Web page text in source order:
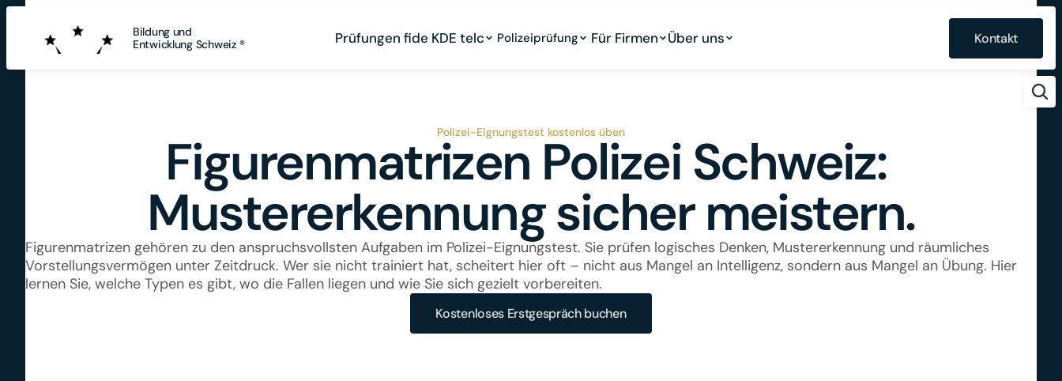
Bildung und
Entwicklung Schweiz ®
Prüfungen fide KDE telc Polizeiprüfung Für Firmen Über uns Kontakt
Polizei-Eignungstest kostenlos üben
Figurenmatrizen Polizei Schweiz:
Mustererkennung sicher meistern.
Figurenmatrizen gehören zu den anspruchsvollsten Aufgaben im Polizei-Eignungstest. Sie prüfen logisches Denken, Mustererkennung und räumliches
Vorstellungsvermögen unter Zeitdruck. Wer sie nicht trainiert hat, scheitert hier oft – nicht aus Mangel an Intelligenz, sondern aus Mangel an Übung. Hier
lernen Sie, welche Typen es gibt, wo die Fallen liegen und wie Sie sich gezielt vorbereiten.
Kostenloses Erstgespräch buchen